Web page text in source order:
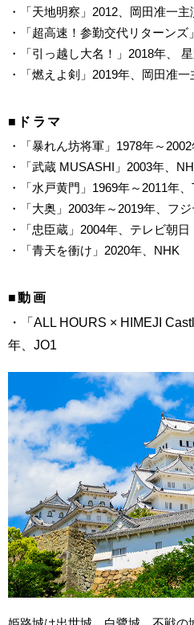
・「天地明察」2012、岡田准一主
・「超高速！参勤交代リターン
・「引っ越し大名！」2018年、
・「燃えよ剣」2019年、岡田准一
■ドラマ
・「暴れん坊将軍」1978年～
・「武蔵 MUSASHI」2003年、
・「水戸黄門」1969年～2011年
・「大奥」2003年～2019年、フ
・「忠臣蔵」2004年、テレビ朝日
・「青天を衝け」2020年、NHK
■動画
・「ALL HOURS × HIMEJI
年、JO1